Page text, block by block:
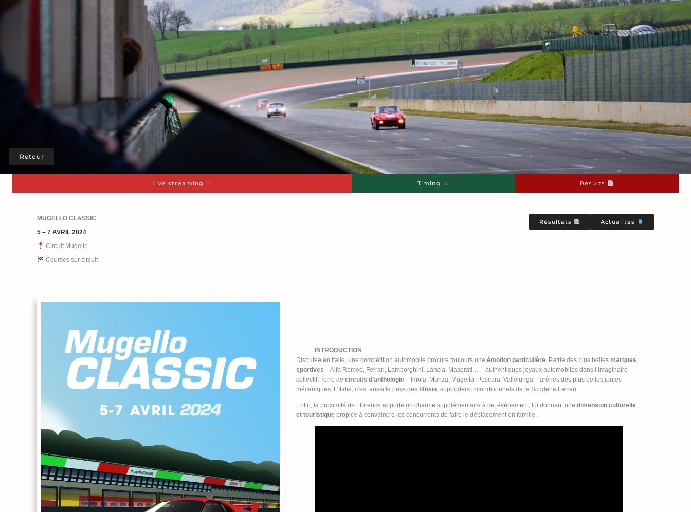
Retour
Live streaming Timing Results
MUGELLO CLASSIC
5 – 7 AVRIL 2024
Circuit Mugello
Courses sur circuit
Résultats Actualités
INTRODUCTION
Disputée en Italie, une compétition automobile procure toujours une émotion particulière. Patrie des plus belles marques
sportives – Alfa Romeo, Ferrari, Lamborghini, Lancia, Maserati… – authentiques joyaux automobiles dans l’imaginaire
collectif. Terre de circuits d’anthologie – Imola, Monza, Mugello, Pescara, Vallelunga – arènes des plus belles joutes
mécaniques. L’Italie, c’est aussi le pays des tifosis, supporters inconditionnels de la Scuderia Ferrari.
Enfin, la proximité de Florence apporte un charme supplémentaire à cet évènement, lui donnant une dimension culturelle
et touristique propice à convaincre les concurrents de faire le déplacement en famille.